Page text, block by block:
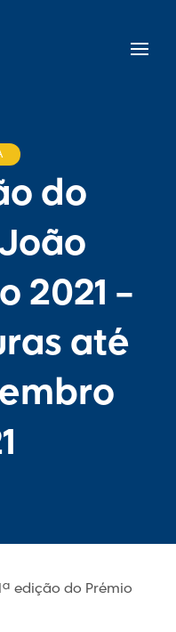
do
2021 –
até
edição do Prémio